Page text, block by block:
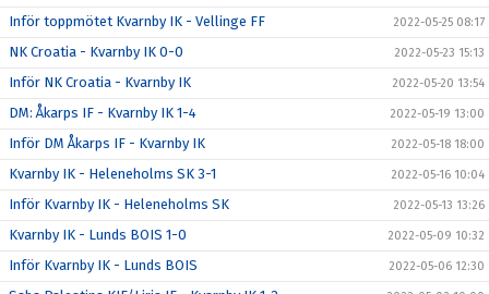
Inför toppmötet Kvarnby IK - Vellinge FF 2022-05-25 08:17
NK Croatia - Kvarnby IK 0-0 2022-05-23 15:13
Inför NK Croatia - Kvarnby IK 2022-05-20 13:54
DM: Åkarps IF - Kvarnby IK 1-4 2022-05-19 13:00
Inför DM Åkarps IF - Kvarnby IK 2022-05-18 18:00
Kvarnby IK - Heleneholms SK 3-1 2022-05-16 10:04
Inför Kvarnby IK - Heleneholms SK 2022-05-13 13:26
Kvarnby IK - Lunds BOIS 1-0 2022-05-09 10:32
Inför Kvarnby IK - Lunds BOIS 2022-05-06 12:30